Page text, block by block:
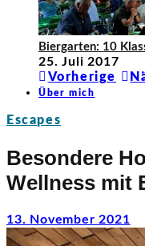
Biergarten: 10
25. Juli 2017
Vorherige
Über mich
Escapes
Besondere
Wellness mit
13. November 2021